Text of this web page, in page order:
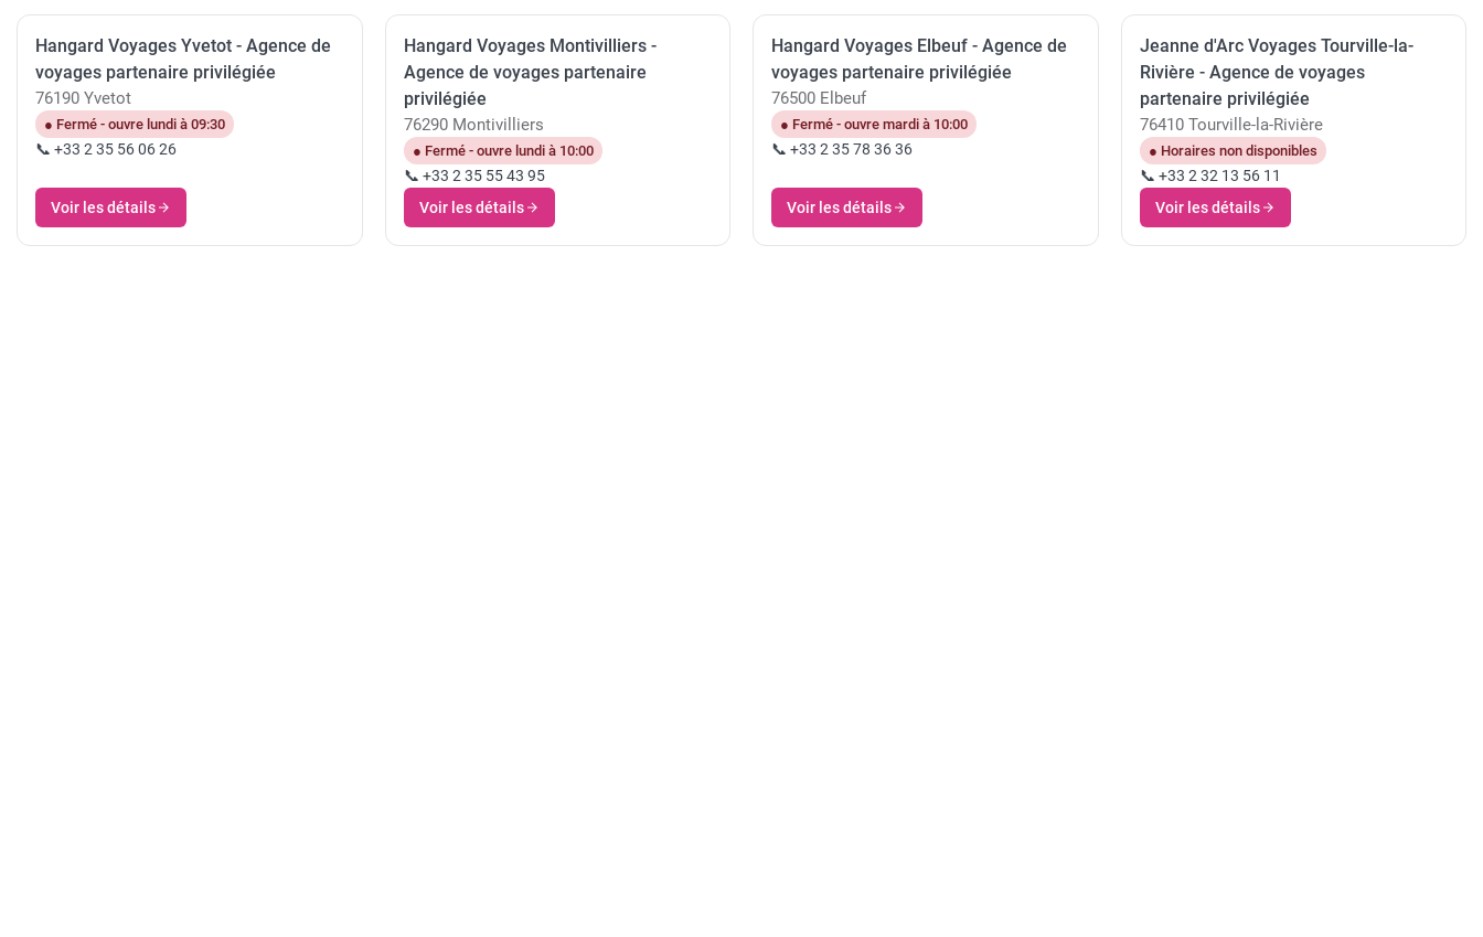
Hangard Voyages Yvetot - Agence de
voyages partenaire privilégiée
76190 Yvetot
● Fermé - ouvre lundi à 09:30
📞 +33 2 35 56 06 26
Voir les détails
Hangard Voyages Montivilliers -
Agence de voyages partenaire
privilégiée
76290 Montivilliers
● Fermé - ouvre lundi à 10:00
📞 +33 2 35 55 43 95
Voir les détails
Hangard Voyages Elbeuf - Agence de
voyages partenaire privilégiée
76500 Elbeuf
● Fermé - ouvre mardi à 10:00
📞 +33 2 35 78 36 36
Voir les détails
Jeanne d'Arc Voyages Tourville-la-
Rivière - Agence de voyages
partenaire privilégiée
76410 Tourville-la-Rivière
● Horaires non disponibles
📞 +33 2 32 13 56 11
Voir les détails